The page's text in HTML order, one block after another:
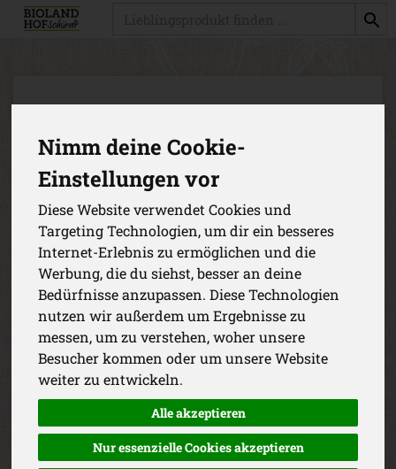
Nimm deine Cookie-
Einstellungen vor
Diese Website verwendet Cookies und
Targeting Technologien, um dir ein besseres
Internet-Erlebnis zu ermöglichen und die
Werbung, die du siehst, besser an deine
Bedürfnisse anzupassen. Diese Technologien
nutzen wir außerdem um Ergebnisse zu
messen, um zu verstehen, woher unsere
Besucher kommen oder um unsere Website
weiter zu entwickeln.
Alle akzeptieren
Nur essenzielle Cookies akzeptieren
b*Kolumbus 5-7 Monate SB
vakuum
Aromatisch und angenehm würziger
Schnittkäse aus der Schweiz. 5 – 7
Monate gereift. Mit mindestens 45 %